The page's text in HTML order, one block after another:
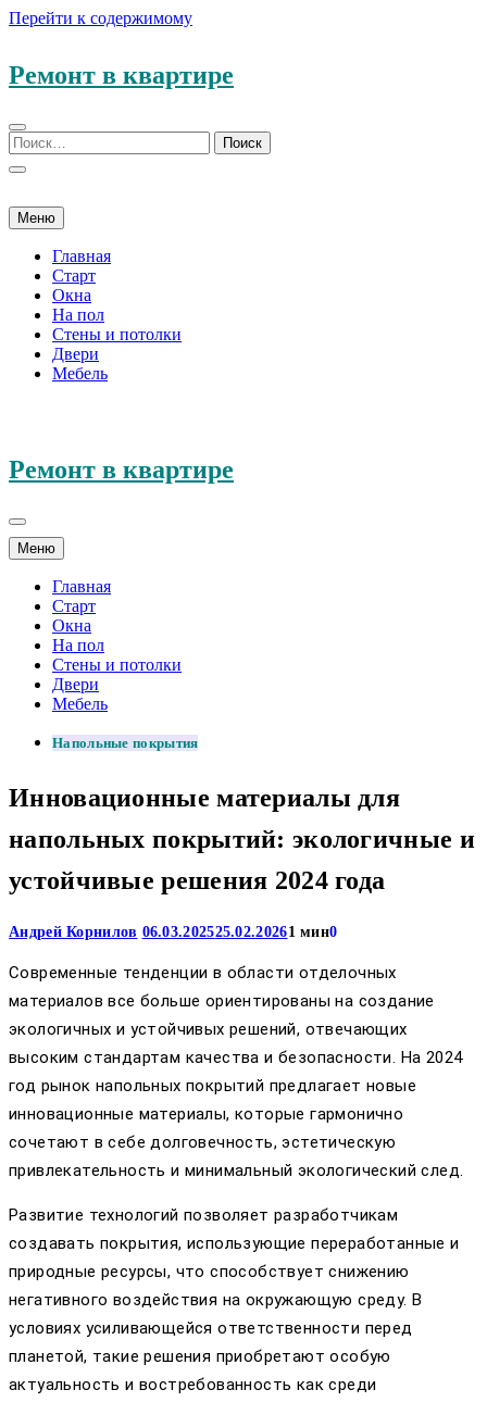
Перейти к содержимому
Ремонт в квартире
Меню
Главная
Старт
Окна
На пол
Стены и потолки
Двери
Мебель
Ремонт в квартире
Меню
Главная
Старт
Окна
На пол
Стены и потолки
Двери
Мебель
Напольные покрытия
Инновационные материалы для
напольных покрытий: экологичные и
устойчивые решения 2024 года
Андрей Корнилов 06.03.202525.02.20261 мин0
Современные тенденции в области отделочных
материалов все больше ориентированы на создание
экологичных и устойчивых решений, отвечающих
высоким стандартам качества и безопасности. На 2024
год рынок напольных покрытий предлагает новые
инновационные материалы, которые гармонично
сочетают в себе долговечность, эстетическую
привлекательность и минимальный экологический след.
Развитие технологий позволяет разработчикам
создавать покрытия, использующие переработанные и
природные ресурсы, что способствует снижению
негативного воздействия на окружающую среду. В
условиях усиливающейся ответственности перед
планетой, такие решения приобретают особую
актуальность и востребованность как среди